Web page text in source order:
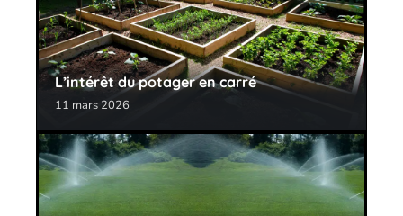
L’intérêt du potager en carré
11 mars 2026